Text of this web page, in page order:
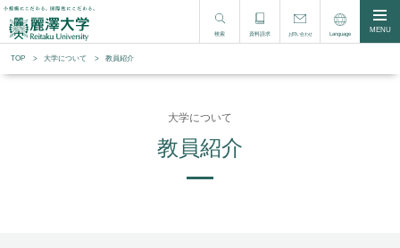
検索 資料請求 お問い合わせ Language MENU
TOP 大学について 教員紹介
大学について
教員紹介